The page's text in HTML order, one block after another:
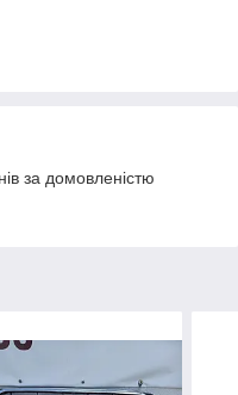
за домовленістю